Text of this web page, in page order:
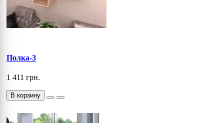
Полка-3
1 411 грн.
В корзину